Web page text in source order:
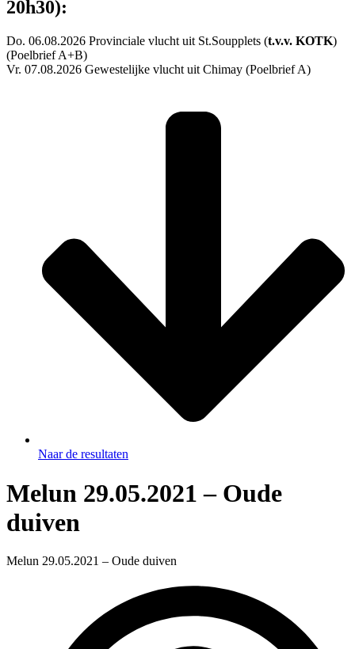
20h30):
Do. 06.08.2026 Provinciale vlucht uit St.Soupplets (t.v.v. KOTK)
(Poelbrief A+B)
Vr. 07.08.2026 Gewestelijke vlucht uit Chimay (Poelbrief A)
Naar de resultaten
Melun 29.05.2021 – Oude
duiven
Melun 29.05.2021 – Oude duiven